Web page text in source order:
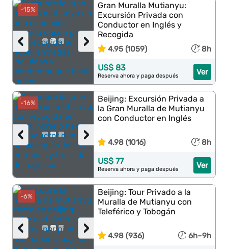
-15%
›
‹
Gran Muralla Mutianyu:
Excursión Privada con
Conductor en Inglés y
Recogida
4.95 (1059) 8h
Ver
US$ 83
Reserva ahora y paga después
-16%
›
‹
Beijing: Excursión Privada a
la Gran Muralla de Mutianyu
con Conductor en Inglés
4.98 (1016) 8h
Ver
US$ 77
Reserva ahora y paga después
-6%
›
‹
Beijing: Tour Privado a la
Muralla de Mutianyu con
Teleférico y Tobogán
4.98 (936) 6h–9h